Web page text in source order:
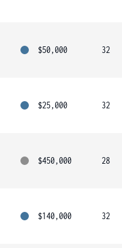
$50,000
32
$25,000
32
$450,000
28
$140,000
32